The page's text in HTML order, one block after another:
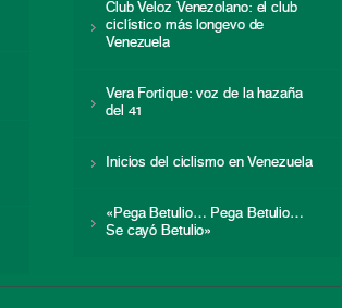
Club Veloz Venezolano: el club
ciclístico más longevo de
Venezuela
Vera Fortique: voz de la hazaña
del 41
Inicios del ciclismo en Venezuela
«Pega Betulio… Pega Betulio…
Se cayó Betulio»